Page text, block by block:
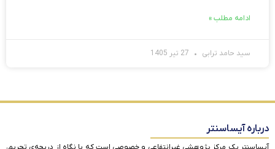
ادامه مطلب »
سید حامد ترابی
درباره آیساسنتر